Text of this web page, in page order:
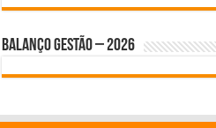
BALANÇO GESTÃO – 2026